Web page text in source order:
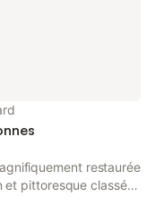
restaurée
et pittoresque classé